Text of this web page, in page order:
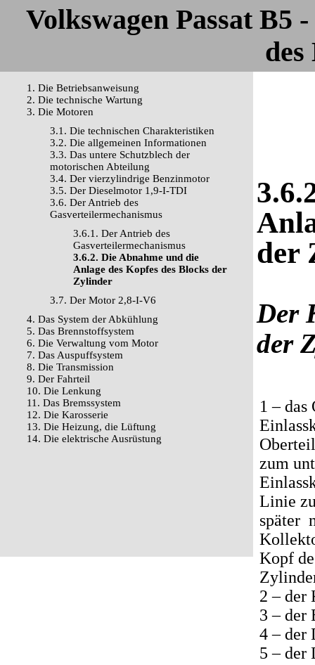
Volkswagen Passat B5
des
1. Die Betriebsanweisung
2. Die technische Wartung
3. Die Motoren
3.1. Die technischen Charakteristiken
3.2. Die allgemeinen Informationen
3.3. Das untere Schutzblech der
motorischen Abteilung
3.4. Der vierzylindrige Benzinmotor
3.5. Der Dieselmotor 1,9-I-TDI
3.6. Der Antrieb des
Gasverteilermechanismus
3.6.1. Der Antrieb des
Gasverteilermechanismus
3.6.2. Die Abnahme und die
Anlage des Kopfes des Blocks der
Zylinder
3.7. Der Motor 2,8-I-V6
4. Das System der Abkühlung
5. Das Brennstoffsystem
6. Die Verwaltung vom Motor
7. Das Auspuffsystem
8. Die Transmission
9. Der Fahrteil
10. Die Lenkung
11. Das Bremssystem
12. Die Karosserie
13. Die Heizung, die Lüftung
14. Die elektrische Ausrüstung
der
Der
der
1 – das
zum
Linie
später
Kopf
2 – der
3 – der
4 – der
5 – der